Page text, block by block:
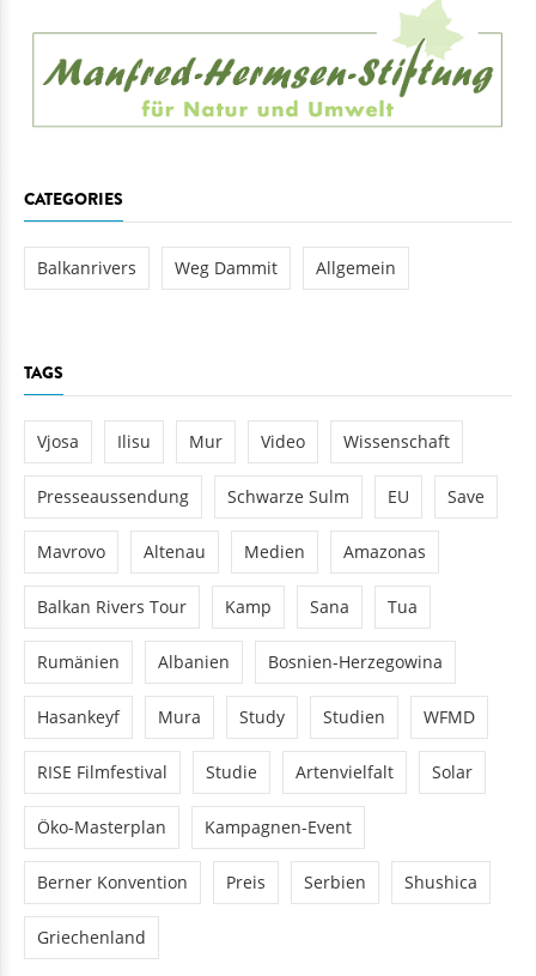
CATEGORIES
Balkanrivers Weg Dammit Allgemein
TAGS
Vjosa Ilisu Mur Video Wissenschaft
Presseaussendung Schwarze Sulm EU Save
Mavrovo Altenau Medien Amazonas
Balkan Rivers Tour Kamp Sana Tua
Rumänien Albanien Bosnien-Herzegowina
Hasankeyf Mura Study Studien WFMD
RISE Filmfestival Studie Artenvielfalt Solar
Öko-Masterplan Kampagnen-Event
Berner Konvention Preis Serbien Shushica
Griechenland